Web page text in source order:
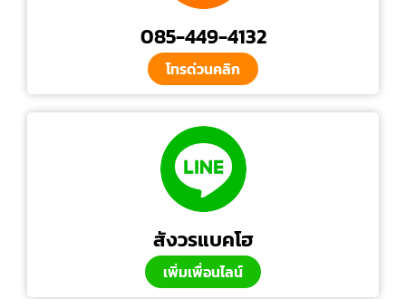
085-449-4132
โทรด่วนคลิก
สังวรแบคโฮ
เพิ่มเพื่อนไลน์